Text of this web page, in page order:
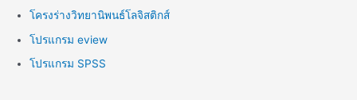
โครงร่างวิทยานิพนธ์โลจิสติกส์
โปรแกรม eview
โปรแกรม SPSS